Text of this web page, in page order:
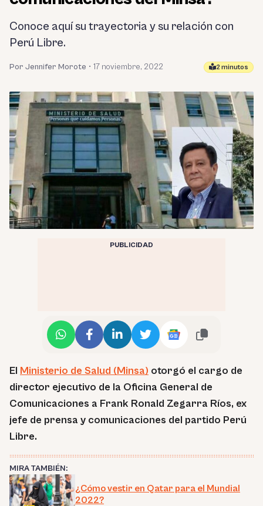
Conoce aquí su trayectoria y su relación con
Perú Libre.
Por Jennifer Morote • 17 noviembre, 2022 2 minutos
PUBLICIDAD
El Ministerio de Salud (Minsa) otorgó el cargo de
director ejecutivo de la Oficina General de
Comunicaciones a Frank Ronald Zegarra Ríos, ex
jefe de prensa y comunicaciones del partido Perú
Libre.
MIRA TAMBIÉN:
¿Cómo vestir en Qatar para el Mundial
2022?